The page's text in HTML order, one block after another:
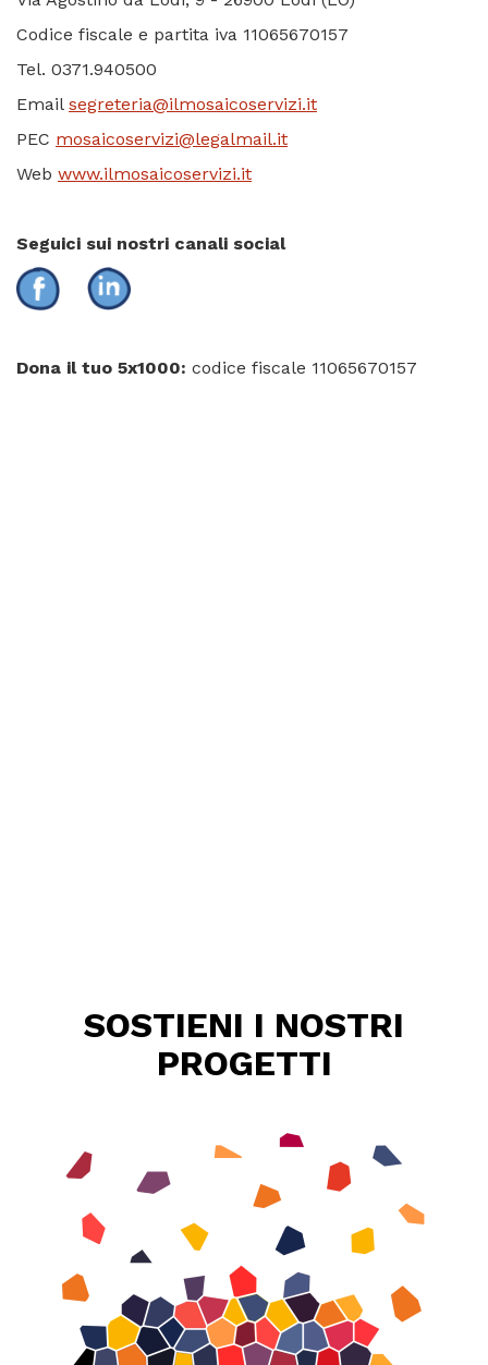
Codice fiscale e partita iva 11065670157
Tel. 0371.940500
Email segreteria@ilmosaicoservizi.it
PEC mosaicoservizi@legalmail.it
Web www.ilmosaicoservizi.it
Seguici sui nostri canali social
Dona il tuo 5x1000: codice fiscale 11065670157
SOSTIENI I NOSTRI
PROGETTI